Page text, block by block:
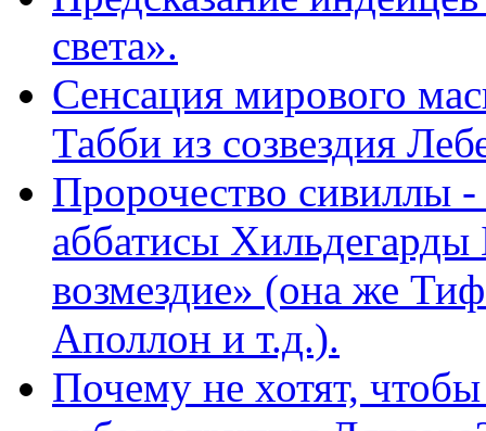
света».
Сенсация мирового
Табби из созвездия
Пророчество сивиллы
аббатисы Хильдегарды
возмездие» (она же
Аполлон и т.д.).
Почему не хотят,